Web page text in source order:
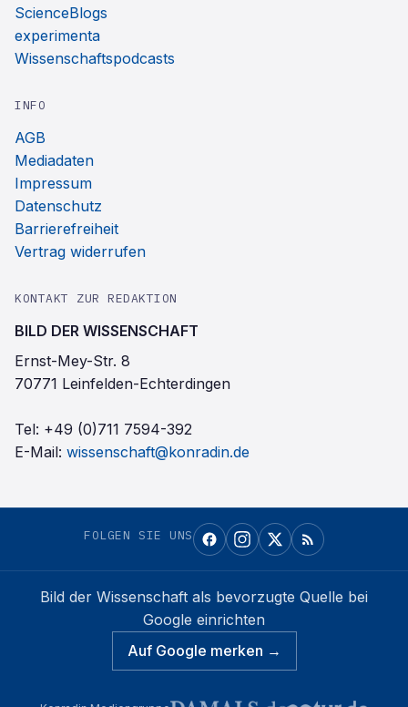
ScienceBlogs
experimenta
Wissenschaftspodcasts
INFO
AGB
Mediadaten
Impressum
Datenschutz
Barrierefreiheit
Vertrag widerrufen
KONTAKT ZUR REDAKTION
BILD DER WISSENSCHAFT
Ernst-Mey-Str. 8
70771 Leinfelden-Echterdingen
Tel: +49 (0)711 7594-392
E-Mail: wissenschaft@konradin.de
FOLGEN SIE UNS
Bild der Wissenschaft als bevorzugte Quelle bei
Google einrichten
Auf Google merken →